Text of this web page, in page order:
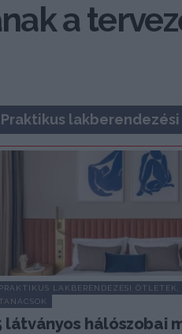
a
Praktikus
PRAKTIKUS LAKBERENDEZÉSI ÖTLETEK,
TANÁCSOK
látványos hálószobai